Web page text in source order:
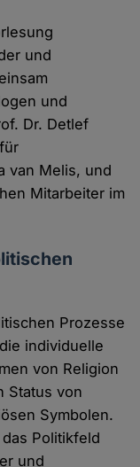
und
und
Dr. Detlef
van Melis, und
Mitarbeiter im
Prozesse
individuelle
von Religion
Status von
Symbolen.
Politikfeld
und